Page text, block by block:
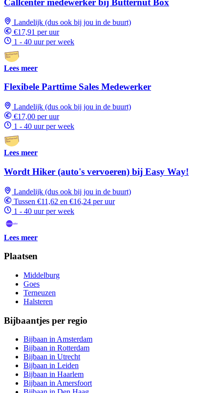
Callcenter medewerker bij Butternut Box
Landelijk (dus ook bij jou in de buurt)
€17,91 per uur
1 - 40 uur per week
Lees meer
Flexibele Parttime Sales Medewerker
Landelijk (dus ook bij jou in de buurt)
€17,00 per uur
1 - 40 uur per week
Lees meer
Wordt Hiker (auto's vervoeren) bij Easy Way!
Landelijk (dus ook bij jou in de buurt)
Tussen €11,62 en €16,24 per uur
1 - 40 uur per week
Lees meer
Plaatsen
Middelburg
Goes
Terneuzen
Halsteren
Bijbaantjes per regio
Bijbaan in Amsterdam
Bijbaan in Rotterdam
Bijbaan in Utrecht
Bijbaan in Leiden
Bijbaan in Haarlem
Bijbaan in Amersfoort